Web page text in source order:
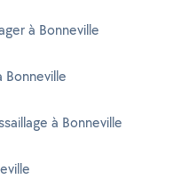
à Bonneville
à Bonneville